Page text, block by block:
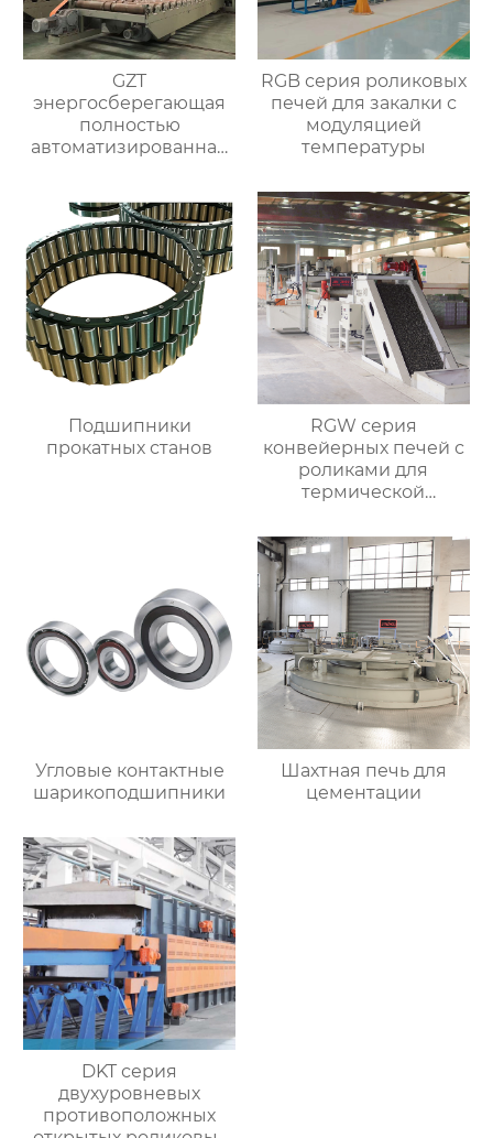
GZT
энергосберегающая
полностью
автоматизированная
атмосферой
RGB серия роликовых
печей для закалки с
модуляцией
температуры
Подшипники
прокатных станов
RGW серия
конвейерных печей с
роликами для
термической
Угловые контактные
шарикоподшипники
Шахтная печь для
цементации
DKT серия
двухуровневых
противоположных